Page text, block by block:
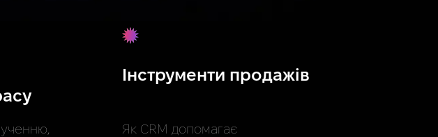
Інструменти продажів
Як CRM допомагає